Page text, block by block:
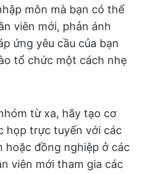
môn mà bạn có thể
viên mới, phản ánh
ứng yêu cầu của bạn
tổ chức một cách nhẹ
từ xa, hãy tạo cơ
họp trực tuyến với các
đồng nghiệp ở các
viên mới tham gia các